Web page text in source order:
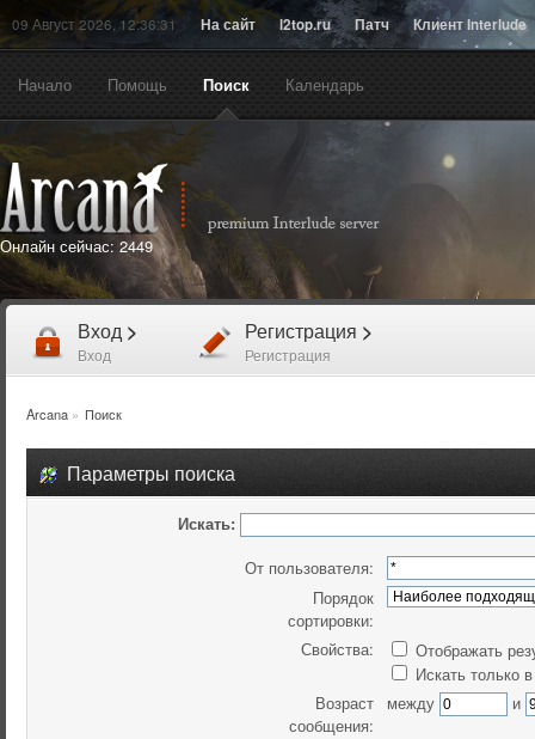
09 Август 2026, 12:36:31 На сайт l2top.ru Патч Клиент Interlude
Начало Помощь Поиск Календарь
Онлайн сейчас: 2449
Вход >
Вход
Регистрация >
Регистрация
Arcana» Поиск
Параметры поиска
Искать:
От пользователя:
Порядок
сортировки:
Свойства:
Отображать
Искать только
Возраст
сообщения:
между и